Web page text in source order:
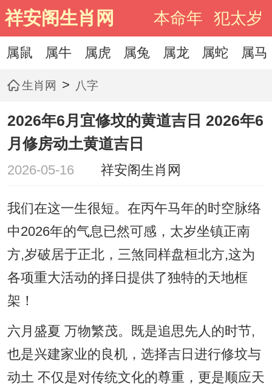
祥安阁生肖网 本命年 犯太岁
属鼠 属牛 属虎 属兔 属龙 属蛇 属马
生肖网 > 八字
2026年6月宜修坟的黄道吉日 2026年6
月修房动土黄道吉日
2026-05-16 祥安阁生肖网
我们在这一生很短。在丙午马年的时空脉络
中2026年的气息已然可感，太岁坐镇正南
方,岁破居于正北，三煞同样盘桓北方,这为
各项重大活动的择日提供了独特的天地框
架！
六月盛夏 万物繁茂。既是追思先人的时节,
也是兴建家业的良机，选择吉日进行修坟与
动土 不仅是对传统文化的尊重，更是顺应天